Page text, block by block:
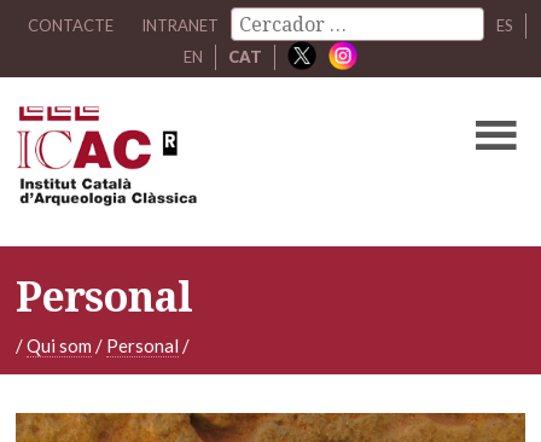
CONTACTE INTRANET
ES
EN
CAT
Personal
/Qui som / Personal /